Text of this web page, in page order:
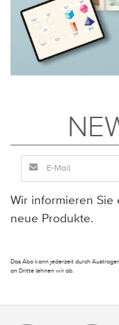
Wir informieren
neue Produkte.
Das Abo kann jederzeit durch
an Dritte lehnen wir ab.